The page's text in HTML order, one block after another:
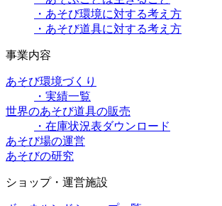
・あそび環境に対する考え方
・あそび道具に対する考え方
事業内容
あそび環境づくり
・実績一覧
世界のあそび道具の販売
・在庫状況表ダウンロード
あそび場の運営
あそびの研究
ショップ・運営施設